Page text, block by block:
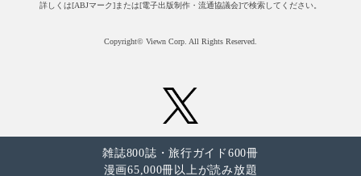
詳しくは[ABJマーク]または[電子出版制作・流通協議会]で検索してください。
Copyright© Viewn Corp. All Rights Reserved.
雑誌800誌・旅行ガイド600冊
漫画65,000冊以上が読み放題